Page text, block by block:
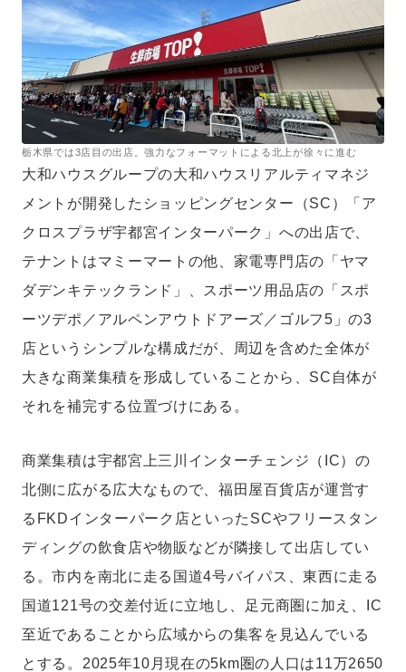
栃木県では3店目の出店。強力なフォーマットによる北上が徐々に進む
大和ハウスグループの大和ハウスリアルティマネジ
メントが開発したショッピングセンター（SC）「ア
クロスプラザ宇都宮インターパーク」への出店で、
テナントはマミーマートの他、家電専門店の「ヤマ
ダデンキテックランド」、スポーツ用品店の「スポ
ーツデポ／アルペンアウトドアーズ／ゴルフ5」の3
店というシンプルな構成だが、周辺を含めた全体が
大きな商業集積を形成していることから、SC自体が
それを補完する位置づけにある。
商業集積は宇都宮上三川インターチェンジ（IC）の
北側に広がる広大なもので、福田屋百貨店が運営す
るFKDインターパーク店といったSCやフリースタン
ディングの飲食店や物販などが隣接して出店してい
る。市内を南北に走る国道4号バイパス、東西に走る
国道121号の交差付近に立地し、足元商圏に加え、IC
至近であることから広域からの集客を見込んでいる
とする。2025年10月現在の5km圏の人口は11万2650